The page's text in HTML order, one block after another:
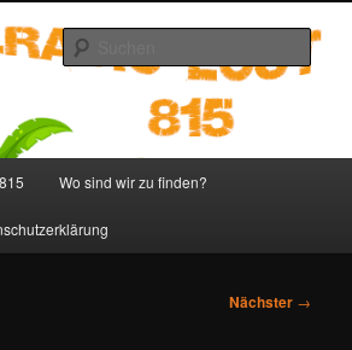
815 – LOST
Wo sind wir zu finden?
Nächster →